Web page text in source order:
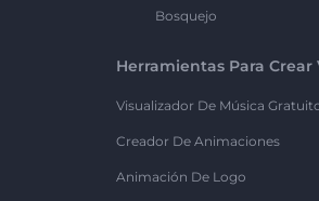
Bosquejo
Herramientas Para Crear
Visualizador De Música
Creador De Animaciones
Animación De Logo